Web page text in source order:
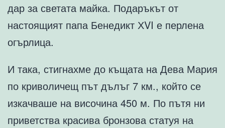
дар за светата майка. Подаръкът от
настоящият папа Бенедикт ХVI е перлена
огърлица.
И така, стигнахме до къщата на Дева Мария
по криволичещ път дълъг 7 км., който се
изкачваше на височина 450 м. По пътя ни
приветства красива бронзова статуя на